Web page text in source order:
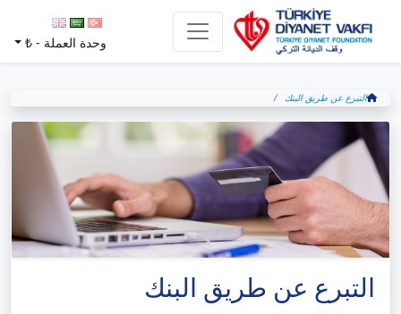
وحدة العملة -₺
التبرع عن طريق البنك
التبرع عن طريق البنك